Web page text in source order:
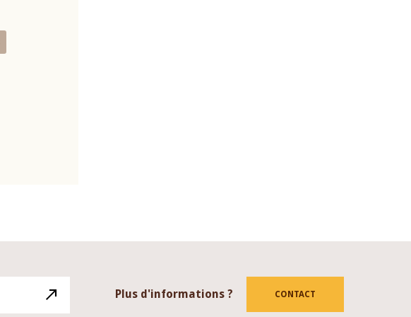
Plus d'informations ? CONTACT